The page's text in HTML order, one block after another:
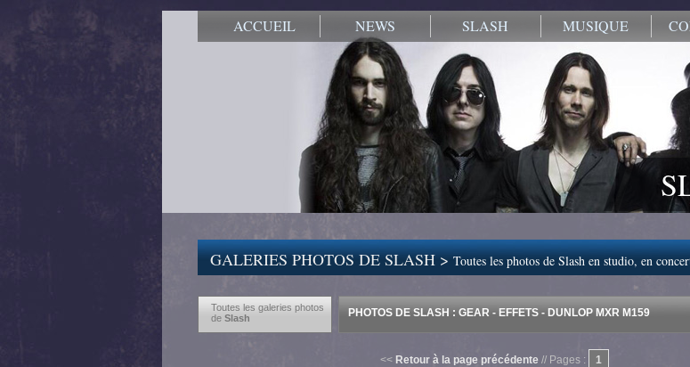
ACCUEIL NEWS SLASH MUSIQUE
GALERIES PHOTOS DE SLASH >Toutes les photos de Slash en studio, en
Toutes les galeries photos
de Slash PHOTOS DE SLASH : GEAR - EFFETS - DUNLOP MXR M159
<< Retour à la page précédente // Pages : 1